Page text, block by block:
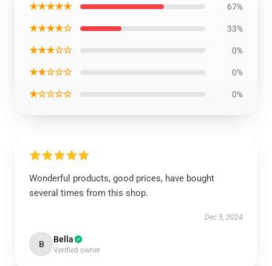
★★★★★ 67%
★★★★☆ 33%
★★★☆☆ 0%
★★☆☆☆ 0%
★☆☆☆☆ 0%
Wonderful products, good prices, have bought
several times from this shop.
Dec 5, 2024
B Bella
Verified owner